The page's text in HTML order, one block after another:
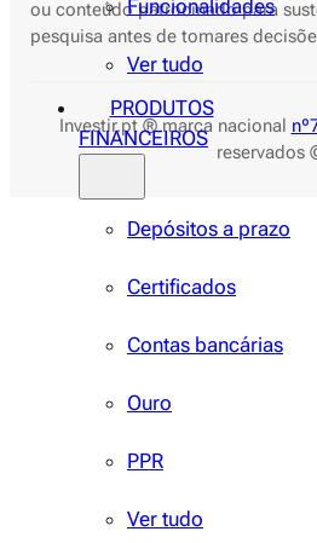
Funcionalidades
Ver tudo
PRODUTOS
FINANCEIROS
Depósitos a prazo
Certificados
Contas bancárias
Ouro
PPR
Ver tudo
ou conteúdo patrocinado para
pesquisa antes de tomares
Investir.pt ® marca nacional
reservados